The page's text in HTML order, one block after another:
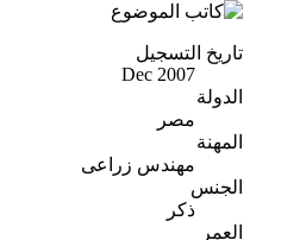
تاريخ التسجيل
Dec 2007
الدولة
مصر
المهنة
مهندس زراعى
الجنس
ذكر
العمر